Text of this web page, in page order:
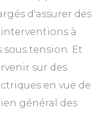
d'assurer des
interventions à
sous tension. Et
sur des
en vue de
général des